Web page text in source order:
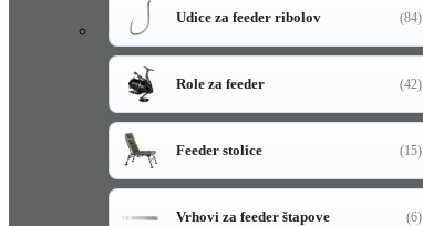
Udice za feeder ribolov (84)
Role za feeder (42)
Feeder stolice (15)
Vrhovi za feeder štapove (6)